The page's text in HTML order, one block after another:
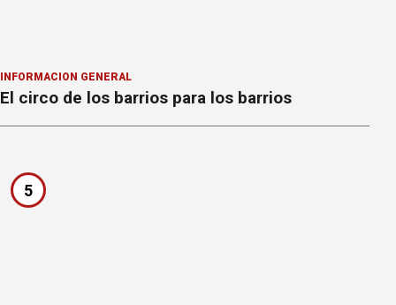
INFORMACION GENERAL
El circo de los barrios para los barrios
5